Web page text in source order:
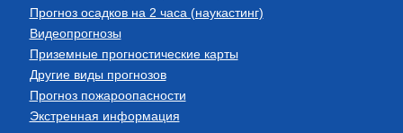
Прогноз осадков на 2 часа (наукастинг)
Видеопрогнозы
Приземные прогностические карты
Другие виды прогнозов
Прогноз пожароопасности
Экстренная информация